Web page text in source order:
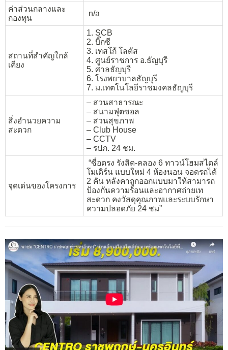
ค่าส่วนกลางและ
กองทุน
n/a
สถานที่สำคัญใกล้
เคียง
1. SCB
2. บิ๊กซี
3. เทสโก้ โลตัส
4. ศูนย์ราชการ อ.ธัญบุรี
5. ศาลธัญบุรี
6. โรงพยาบาลธัญบุรี
7. ม.เทตโนโลยีราชมงคลธัญบุรี
สิ่งอำนวยความ
สะดวก
– สวนสาธารณะ
– สนามฟุตซอล
– สวนสุขภาพ
– Club House
– CCTV
– รปภ. 24 ชม.
จุดเด่นของโครงการ
“ซื่อตรง รังสิต-คลอง 6 ทาวน์โฮมสไตล์
โมเดิร์น แบบใหม่ 4 ห้องนอน จอดรถได้
2 คัน หลังคาถูกออกแบบมาให้สามารถ
ป้องกันความร้อนและอากาศถ่ายเท
สะดวก คงวัสดุคุณภาพและระบบรักษา
ความปลอดภัย 24 ชม”